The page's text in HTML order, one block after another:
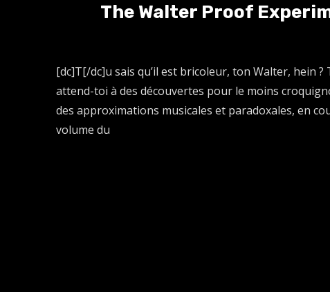
The Walter Proof
[dc]T[/dc]u sais qu’il est bricoleur, ton Walter, hein
attend-toi à des découvertes pour le moins
des approximations musicales et paradoxales, en
volume du